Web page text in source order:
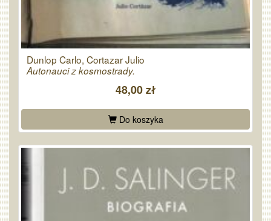
Dunlop Carlo, Cortazar Julio
Autonauci z kosmostrady.
48,00 zł
Do koszyka